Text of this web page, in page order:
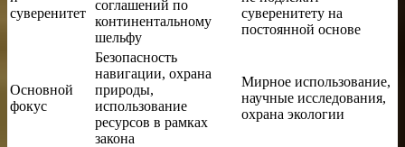
суверенитет
соглашений по
континентальному
шельфу
суверенитету на
постоянной основе
Основной
фокус
Безопасность
навигации, охрана
природы,
использование
ресурсов в рамках
закона
Мирное использование,
научные исследования,
охрана экологии